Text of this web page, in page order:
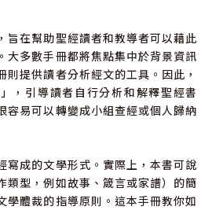
旨在幫助聖經讀者和教導者可以藉此
大多數手冊都將焦點集中於背景資訊
則提供讀者分析經文的工具。因此，
，引導讀者自行分析和解釋聖經書
容易可以轉變成小組查經或個人歸納
寫成的文學形式。實際上，本書可說
類型，例如故事、箴言或家譜）的簡
學體裁的指導原則。這本手冊教你如